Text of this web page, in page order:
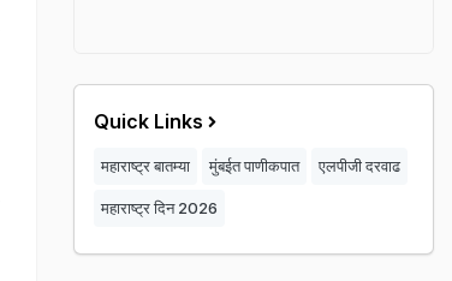
Quick Links
महाराष्ट्र बातम्या मुंबईत पाणीकपात एलपीजी दरवाढ
महाराष्ट्र दिन 2026